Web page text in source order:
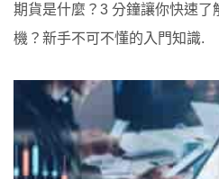
期貨是什麼？3 分鐘讓你快速了
機？新手不可不懂的入門知識.